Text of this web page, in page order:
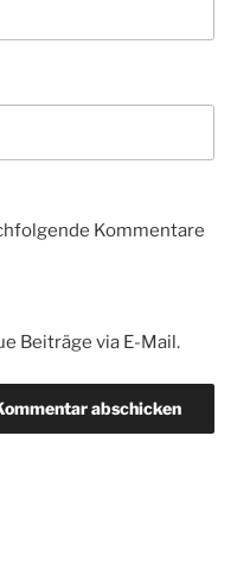
Kommentare
Beiträge via E-Mail.